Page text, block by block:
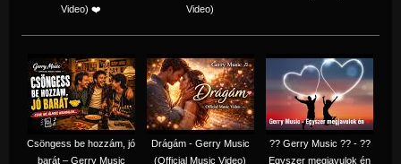
Video) ❤️
Video)
Csöngess be hozzám, jó
barát – Gerry Music
Drágám - Gerry Music
(Official Music Video)
?? Gerry Music ?? - ??
Egyszer megjavulok én